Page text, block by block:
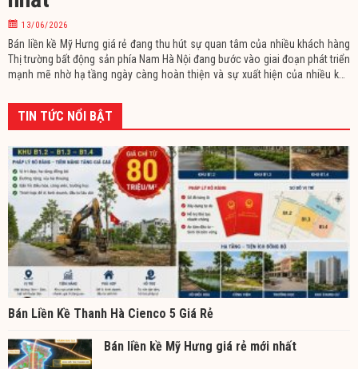
13/06/2026
Bán liền kề Mỹ Hưng giá rẻ đang thu hút sự quan tâm của nhiều khách hàng
Thị trường bất động sản phía Nam Hà Nội đang bước vào giai đoạn phát triển
mạnh mẽ nhờ hạ tầng ngày càng hoàn thiện và sự xuất hiện của nhiều khu
TIN TỨC NỔI BẬT
Bán Liền Kề Thanh Hà Cienco 5 Giá Rẻ
Bán liền kề Mỹ Hưng giá rẻ mới nhất